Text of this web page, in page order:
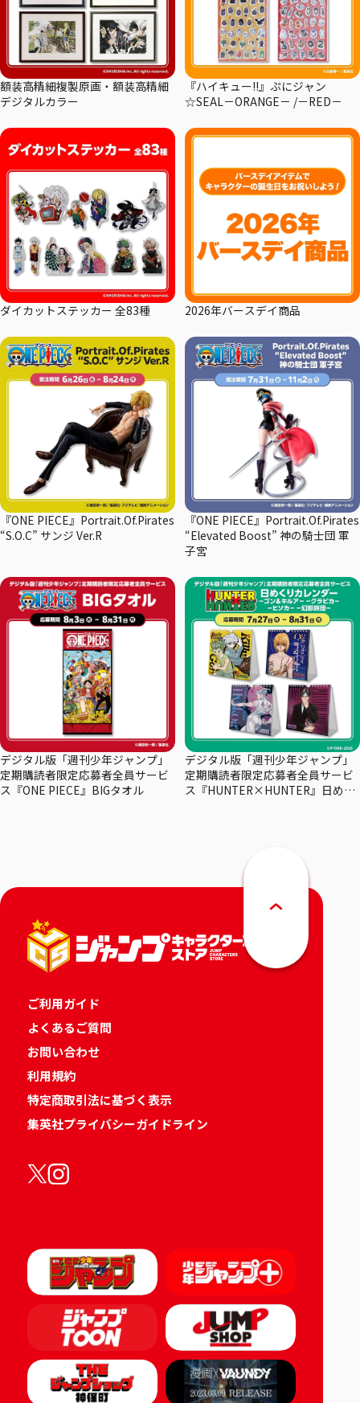
額装高精細複製原画・額装高精細
デジタルカラー
『ハイキュー!!』ぷにジャン
☆SEAL－ORANGE－ /－RED－
ダイカットステッカー 全83種 2026年バースデイ商品
『ONE PIECE』Portrait.Of.Pirates
“S.O.C” サンジ Ver.R
『ONE PIECE』Portrait.Of.Pirates
“Elevated Boost” 神の騎士団 軍
子宮
デジタル版「週刊少年ジャンプ」
定期購読者限定応募者全員サービ
ス『ONE PIECE』BIGタオル
デジタル版「週刊少年ジャンプ」
定期購読者限定応募者全員サービ
ス『HUNTER×HUNTER』日めく
ご利用ガイド
よくあるご質問
お問い合わせ
利用規約
特定商取引法に基づく表示
集英社プライバシーガイドライン